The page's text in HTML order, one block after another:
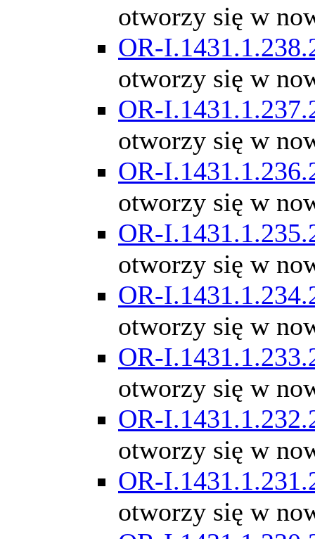
otworzy się w
OR-
otworzy się w
OR-
otworzy się w
OR-
otworzy się w
OR-
otworzy się w
OR-
otworzy się w
OR-
otworzy się w
OR-
otworzy się w
OR-
otworzy się w